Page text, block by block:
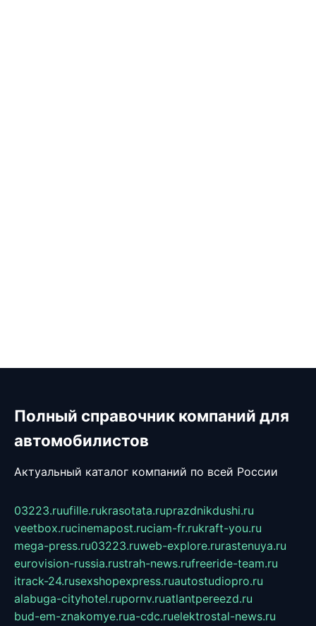
Полный справочник компаний для
автомобилистов
Актуальный каталог компаний по всей России
03223.ruufille.rukrasotata.ruprazdnikdushi.ru
veetbox.rucinemapost.ruciam-fr.rukraft-you.ru
mega-press.ru03223.ruweb-explore.rurastenuya.ru
eurovision-russia.rustrah-news.rufreeride-team.ru
itrack-24.rusexshopexpress.ruautostudiopro.ru
alabuga-cityhotel.rupornv.ruatlantpereezd.ru
bud-em-znakomye.rua-cdc.ruelektrostal-news.ru